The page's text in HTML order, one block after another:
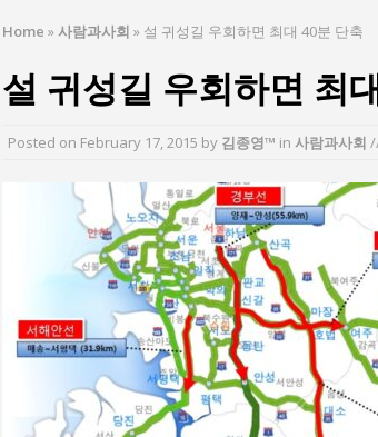
June 22, 2026 in 사람과사회:서효석
June 8, 2026 in 사람과사회:
지방의
June 2, 2026 in 사람과사회:“7월 1일
May 27, 2026 in 사람과사회: “엄마
May 23, 2026 in 사람과사회: 김종대
August 3, 2026 in 사람과사회:
이홍
July 26, 2026 in 사람과사회:통일 지
Home »사람과사회 » 설 귀성길 우회하면 최대 40분 단축
설 귀성길 우회하면 최
Posted on February 17, 2015 by 김종영™ in 사람과사회